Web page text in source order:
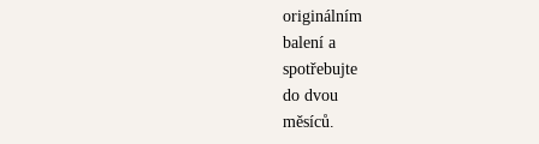
originálním
balení a
spotřebujte
do dvou
měsíců.